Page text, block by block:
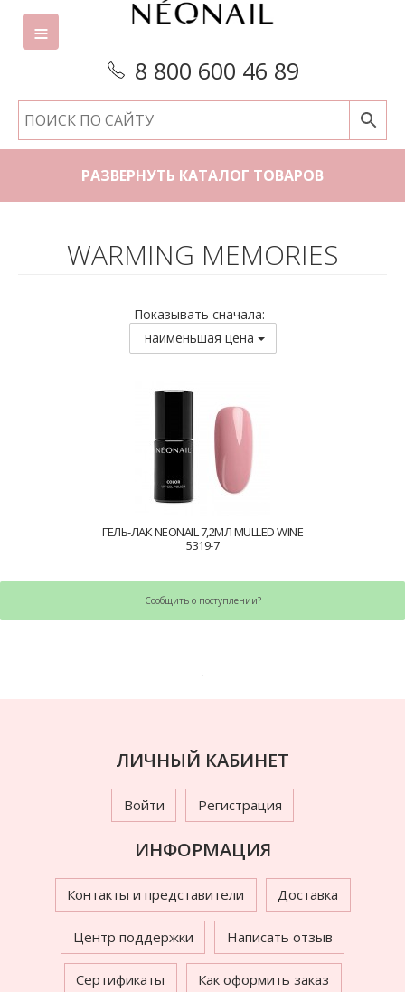
8 800 600 46 89
РАЗВЕРНУТЬ КАТАЛОГ ТОВАРОВ
WARMING MEMORIES
Показывать сначала:
наименьшая цена
ГЕЛЬ-ЛАК NEONAIL 7,2МЛ MULLED WINE
5319-7
Сообщить о поступлении?
ЛИЧНЫЙ КАБИНЕТ
Войти Регистрация
ИНФОРМАЦИЯ
Контакты и представители Доставка
Центр поддержки Написать отзыв
Сертификаты Как оформить заказ